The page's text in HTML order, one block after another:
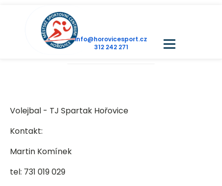
info@horovicesport.cz
312 242 271
Volejbal - TJ Spartak Hořovice
Kontakt:
Martin Komínek
tel: 731 019 029